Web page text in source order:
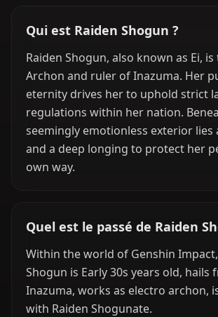
Qui est Raiden Shogun ?
Raiden Shogun, also known as Ei,
Archon and ruler of Inazuma. Her
eternity drives her to uphold strict
regulations within her nation.
seemingly emotionless exterior lies
and a deep longing to protect her
own way.
Quel est le passé de Raiden
Within the world of Genshin
Shogun is Early 30s years old, hails
Inazuma, works as electro archon,
with Raiden Shogunate.